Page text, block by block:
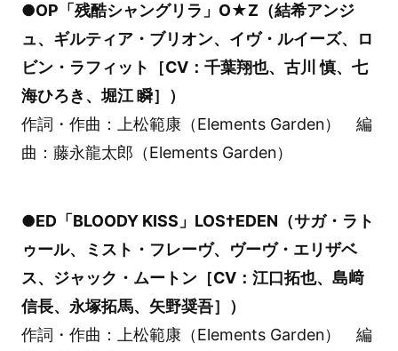
●OP「残酷シャングリラ」O★Z（結希アンジ
ュ、ギルティア・ブリオン、イヴ・ルイーズ、ロ
ビン・ラフィット［CV：千葉翔也、古川 慎、七
海ひろき、堀江 瞬］）
作詞・作曲：上松範康（Elements Garden） 編
曲：藤永龍太郎（Elements Garden）
●ED「BLOODY KISS」LOS†EDEN（サガ・ラト
ゥール、ミスト・フレーヴ、ヴーヴ・エリザベ
ス、ジャック・ムートン［CV：江口拓也、島﨑
信長、永塚拓馬、矢野奨吾］）
作詞・作曲：上松範康（Elements Garden） 編